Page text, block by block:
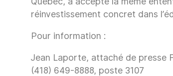
réinvestissement concret dans
Pour information :
Jean Laporte, attaché de presse
(418) 649-8888, poste 3107